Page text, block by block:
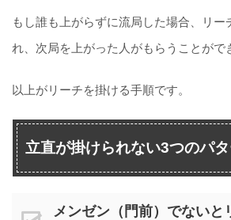
もし誰も上がらずに流局した場合、リー
れ、次局を上がった人がもらうことがで
以上がリーチを掛ける手順です。
立直が掛けられない3つのパ
メンゼン（門前）でないと